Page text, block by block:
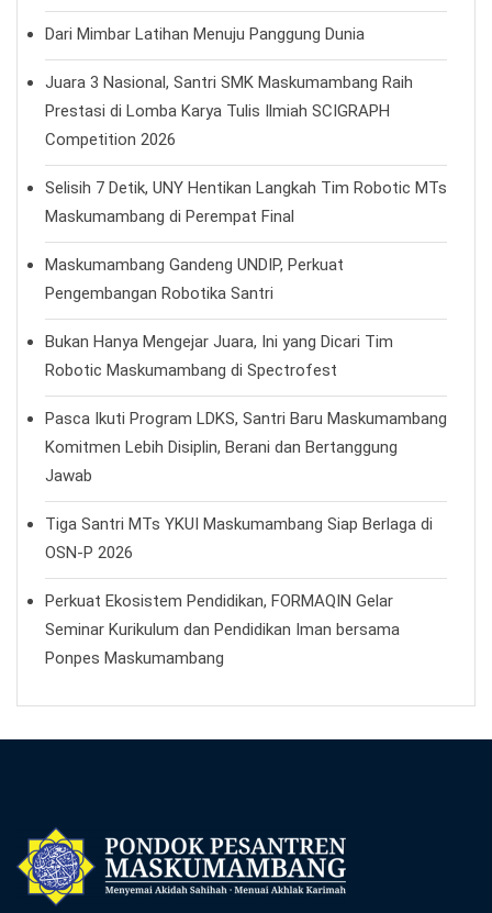
Dari Mimbar Latihan Menuju Panggung Dunia
Juara 3 Nasional, Santri SMK Maskumambang Raih
Prestasi di Lomba Karya Tulis Ilmiah SCIGRAPH
Competition 2026
Selisih 7 Detik, UNY Hentikan Langkah Tim Robotic MTs
Maskumambang di Perempat Final
Maskumambang Gandeng UNDIP, Perkuat
Pengembangan Robotika Santri
Bukan Hanya Mengejar Juara, Ini yang Dicari Tim
Robotic Maskumambang di Spectrofest
Pasca Ikuti Program LDKS, Santri Baru Maskumambang
Komitmen Lebih Disiplin, Berani dan Bertanggung
Jawab
Tiga Santri MTs YKUI Maskumambang Siap Berlaga di
OSN-P 2026
Perkuat Ekosistem Pendidikan, FORMAQIN Gelar
Seminar Kurikulum dan Pendidikan Iman bersama
Ponpes Maskumambang